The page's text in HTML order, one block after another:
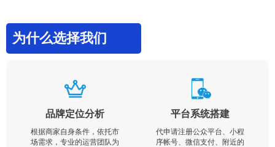
为什么选择我们
品牌定位分析
根据商家自身条件，依托市
场需求，专业的运营团队为
平台系统搭建
代申请注册公众平台、小程
序帐号、微信支付、附近的